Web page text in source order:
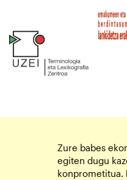
Zure babes
egiten dugu
konprometitua.